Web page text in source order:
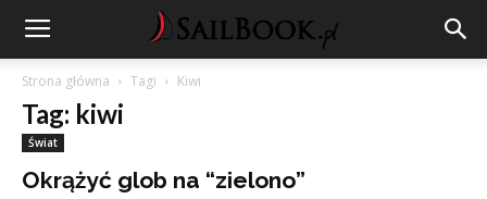
Strona główna Tagi Kiwi
Tag: kiwi
Świat
Okrążyć glob na “zielono”